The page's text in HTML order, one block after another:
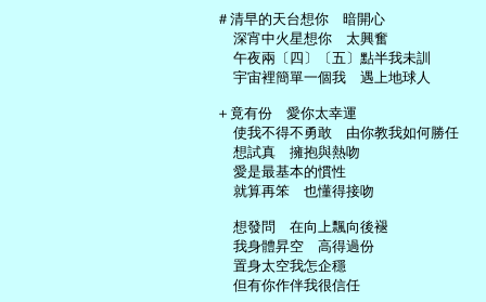
   ＃清早的天台想你　暗開心
     深宵中火星想你　太興奮
     午夜兩〔四〕〔五〕點半我未訓
     宇宙裡簡單一個我　遇上地球人
   ＋竟有份　愛你太幸運
     使我不得不勇敢　由你教我如何勝任
     想試真　擁抱與熱吻
     愛是最基本的慣性
     就算再笨　也懂得接吻
     想發問　在向上飄向後褪
     我身體昇空　高得過份
     置身太空我怎企穩
     但有你作伴我很信任